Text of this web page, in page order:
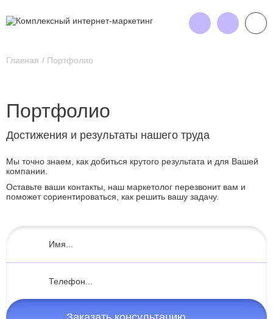
Главная Портфолио
Портфолио
Достижения и результаты нашего труда
Мы точно знаем, как добиться крутого результата и для Вашей
компании.
Оставьте ваши контакты, наш маркетолог перезвонит вам и
поможет сориентироваться, как решить вашу задачу.